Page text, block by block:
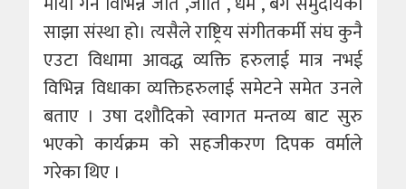
साझा संस्था हो। त्यसैले राष्ट्रिय संगीतकर्मी संघ कुनै
एउटा विधामा आवद्ध व्यक्ति हरुलाई मात्र नभई
विभिन्न विधाका व्यक्तिहरुलाई समेटने समेत उनले
बताए । उषा दशौदिको स्वागत मन्तव्य बाट सुरु
भएको कार्यक्रम को सहजीकरण दिपक वर्माले
गरेका थिए ।